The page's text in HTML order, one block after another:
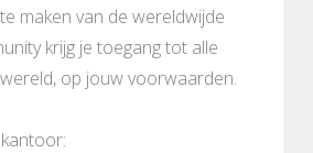
maken van de wereldwijde
krijg je toegang tot alle
op jouw voorwaarden.